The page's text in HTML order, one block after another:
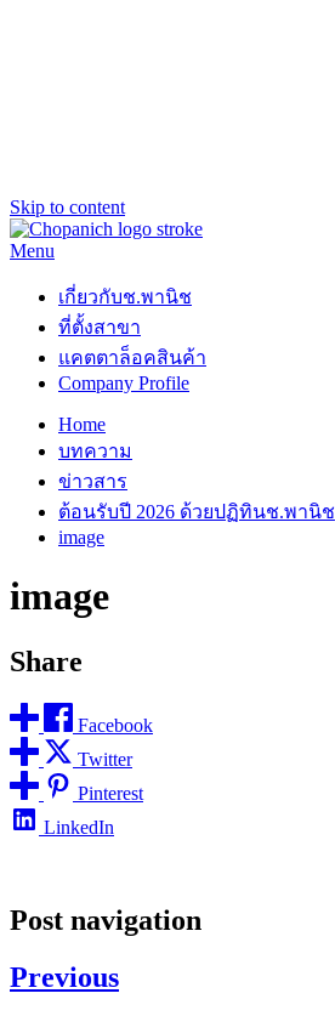
Skip to content
Menu
เกี่ยวกับช.พานิช
ที่ตั้งสาขา
แคตตาล็อคสินค้า
Company Profile
Home
บทความ
ข่าวสาร
ต้อนรับปี 2026 ด้วยปฏิทินช.พานิช
image
image
Share
Facebook
Twitter
Pinterest
LinkedIn
Post navigation
Previous